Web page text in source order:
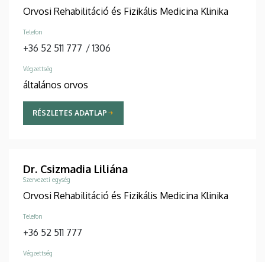
Orvosi Rehabilitáció és Fizikális Medicina Klinika
Telefon
+36 52 511 777 / 1306
Végzettség
általános orvos
RÉSZLETES ADATLAP
Dr. Csizmadia Liliána
Szervezeti egység
Orvosi Rehabilitáció és Fizikális Medicina Klinika
Telefon
+36 52 511 777
Végzettség